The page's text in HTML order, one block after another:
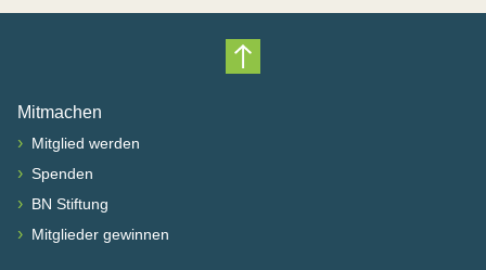
Nach oben scrollen
Mitmachen
› Mitglied werden
› Spenden
› BN Stiftung
› Mitglieder gewinnen